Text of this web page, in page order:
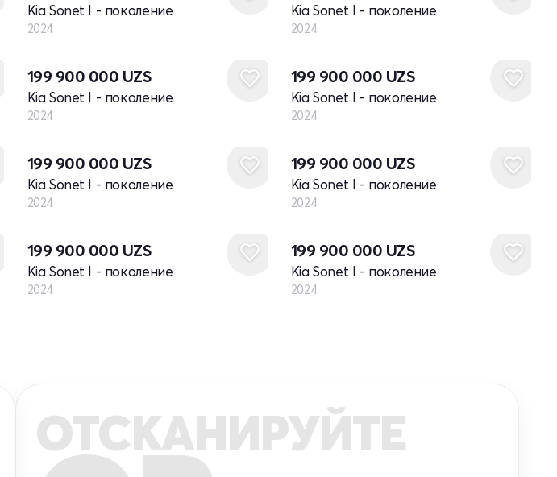
Kia Sonet I - поколение
2024
Kia Sonet I - поколение
2024
199 900 000 UZS
Kia Sonet I - поколение
2024
199 900 000 UZS
Kia Sonet I - поколение
2024
199 900 000 UZS
Kia Sonet I - поколение
2024
199 900 000 UZS
Kia Sonet I - поколение
2024
199 900 000 UZS
Kia Sonet I - поколение
2024
199 900 000 UZS
Kia Sonet I - поколение
2024
ОТСКАНИРУЙТЕ